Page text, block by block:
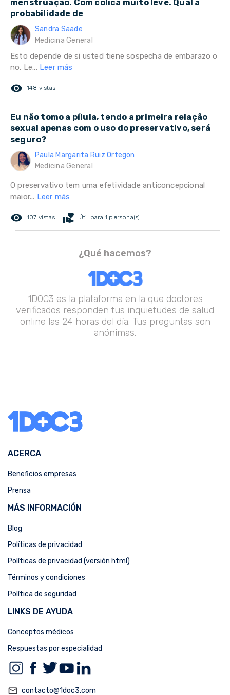
menstruação. Com cólica muito leve. Qual a
probabilidade de
Sandra Saade
Medicina General
Esto depende de si usted tiene sospecha de embarazo o
no. Le... Leer más
remove_red_eye 148 vistas
Eu não tomo a pílula, tendo a primeira relação
sexual apenas com o uso do preservativo, será
seguro?
Paula Margarita Ruiz Ortegon
Medicina General
O preservativo tem uma efetividade anticoncepcional
maior... Leer más
remove_red_eye 107 vistas volunteer_activism Útil para 1 persona(s)
¿Qué hacemos?
1DOC3 es la plataforma en la que doctores
verificados responden tus inquietudes de salud
online las 24 horas del día. Tus preguntas son
anónimas.
ACERCA
Beneficios empresas
Prensa
MÁS INFORMACIÓN
Blog
Políticas de privacidad
Políticas de privacidad (versión html)
Términos y condiciones
Política de seguridad
LINKS DE AYUDA
Conceptos médicos
Respuestas por especialidad
mail_outline contacto@1doc3.com